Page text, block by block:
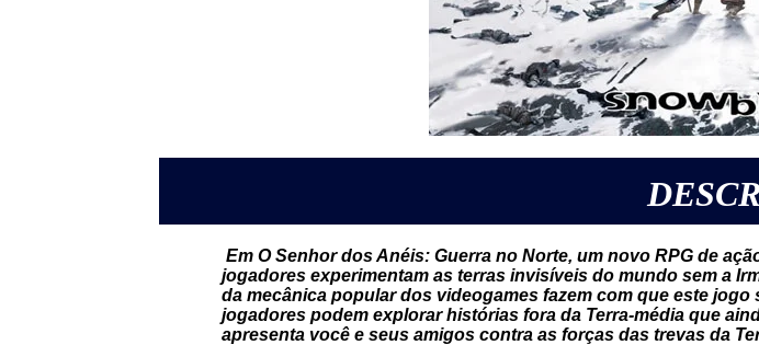
Em O Senhor dos Anéis: Guerra no Norte, um novo RPG de
jogadores experimentam as terras invisíveis do mundo sem a
da mecânica popular dos videogames fazem com que este
jogadores podem explorar histórias fora da Terra-média que
apresenta você e seus amigos contra as forças das trevas da